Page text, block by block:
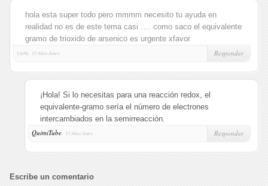
hola esta super todo pero mmmm necesito tu ayuda en
realidad no es de este tema casi …. como saco el equivalente
gramo de trioxido de arsenico es urgente xfavor
yum,
13 Años Antes Responder
¡Hola! Si lo necesitas para una reacción redox, el
equivalente-gramo sería el número de electrones
intercambiados en la semirreacción.
QuimiTube, 13 Años Antes Responder
Escribe un comentario